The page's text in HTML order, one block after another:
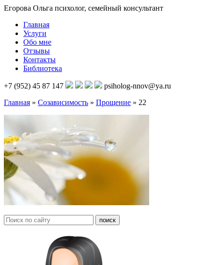
Егорова Ольга психолог, семейный консультант
Главная
Услуги
Обо мне
Отзывы
Контакты
Библиотека
+7 (952) 45 87 147
psiholog-nnov@ya.ru
Главная » Созависимость » Прощение » 22